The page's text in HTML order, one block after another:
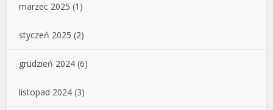
marzec 2025 (1)
styczeń 2025 (2)
grudzień 2024 (6)
listopad 2024 (3)